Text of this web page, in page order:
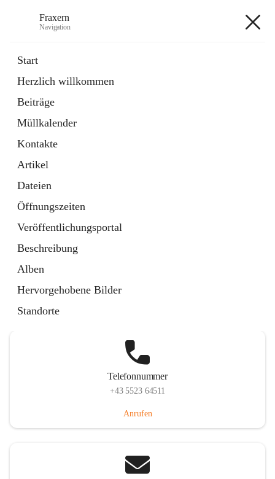
Fraxern
Navigation
Start
Herzlich willkommen
Beiträge
Müllkalender
Kontakte
Artikel
Dateien
Öffnungszeiten
Veröffentlichungsportal
Beschreibung
Alben
Hervorgehobene Bilder
Standorte
Ordner
in
Tab
Formulare
Artikel
öffnet
in
neuem
Tab
Telefonnummer
+43 5523 64511
Anrufen